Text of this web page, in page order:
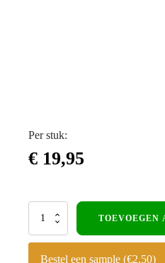
Per stuk:
€ 19,95
buitenhoekprofiel
-
TOEVOEGEN
Bestel een sample (€2,50)